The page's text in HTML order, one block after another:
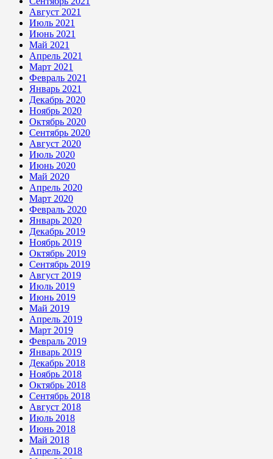
Август 2021
Июль 2021
Июнь 2021
Май 2021
Апрель 2021
Март 2021
Февраль 2021
Январь 2021
Декабрь 2020
Ноябрь 2020
Октябрь 2020
Сентябрь 2020
Август 2020
Июль 2020
Июнь 2020
Май 2020
Апрель 2020
Март 2020
Февраль 2020
Январь 2020
Декабрь 2019
Ноябрь 2019
Октябрь 2019
Сентябрь 2019
Август 2019
Июль 2019
Июнь 2019
Май 2019
Апрель 2019
Март 2019
Февраль 2019
Январь 2019
Декабрь 2018
Ноябрь 2018
Октябрь 2018
Сентябрь 2018
Август 2018
Июль 2018
Июнь 2018
Май 2018
Апрель 2018